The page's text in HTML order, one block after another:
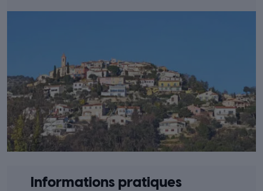
Informations pratiques